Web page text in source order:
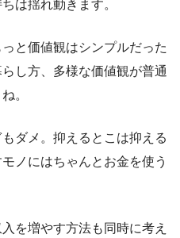
は揺れ動きます。
と価値観はシンプルだった
し方、多様な価値観が普通
。
ダメ。抑えるとこは抑える
ノにはちゃんとお金を使う
を増やす方法も同時に考え